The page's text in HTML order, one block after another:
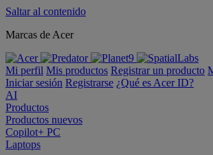
Saltar al contenido
Marcas de Acer
Mi perfil Mis productos Registrar un producto
Iniciar sesión Registrarse ¿Qué es Acer ID?
AI
Productos
Productos nuevos
Copilot+ PC
Laptops